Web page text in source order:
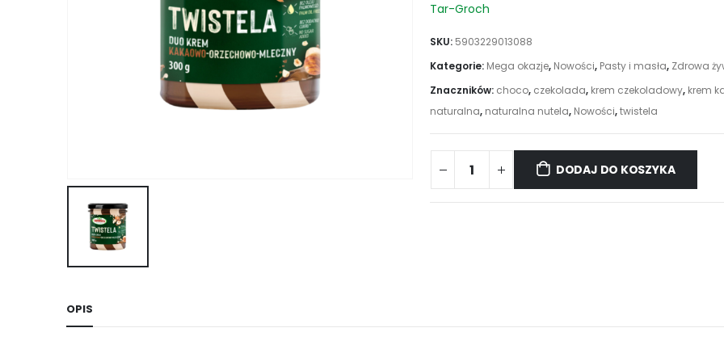
Tar-Groch
SKU: 5903229013088
Kategorie: Mega okazje, Nowości, Pasty i masła, Zdrowa
Znaczników: choco, czekolada, krem czekoladowy, krem
naturalna, naturalna nutela, Nowości,twistela
DODAJ DO KOSZYKA
OPIS